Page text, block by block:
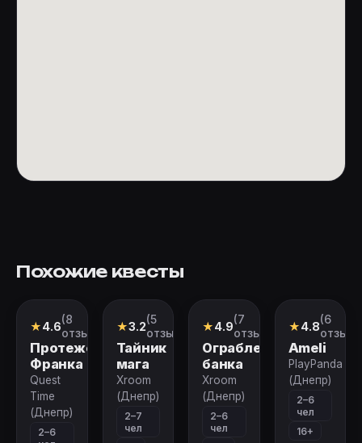
Похожие квесты
Квест
★4.6(8
отзывов)
Протеже
Франка
Quest
Time
(Днепр)
2–6
Квест
★3.2(5
отзывов)
Тайник
мага
Xroom
(Днепр)
2–7
чел
Квест
★4.9(7
отзывов)
Ограбление
банка
Xroom
(Днепр)
2–6
чел
★4.8(6
Ameli
PlayPanda
(Днепр)
2–6
чел
16+